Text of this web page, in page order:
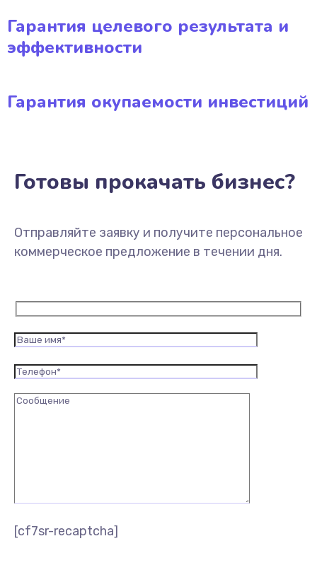
Гарантия целевого результата и
эффективности
Гарантия окупаемости инвестиций
Готовы прокачать бизнес?
Отправляйте заявку и получите персональное
коммерческое предложение в течении дня.
[cf7sr-recaptcha]